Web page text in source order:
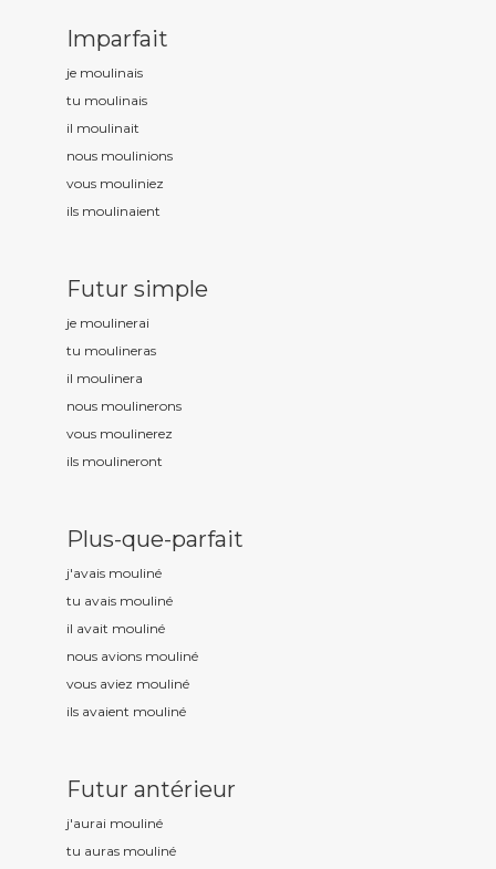
Imparfait
je moulinais
tu moulinais
il moulinait
nous moulinions
vous mouliniez
ils moulinaient
Futur simple
je moulinerai
tu moulineras
il moulinera
nous moulinerons
vous moulinerez
ils moulineront
Plus-que-parfait
j'avais mouliné
tu avais mouliné
il avait mouliné
nous avions mouliné
vous aviez mouliné
ils avaient mouliné
Futur antérieur
j'aurai mouliné
tu auras mouliné